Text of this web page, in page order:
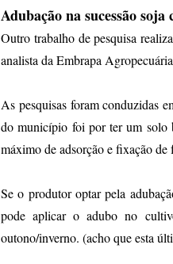
Adubação na sucessão
Outro trabalho de pesquisa
analista da Embrapa
As pesquisas foram conduzidas
do município foi por ter um solo
máximo de adsorção e fixação
Se o produtor optar pela
pode aplicar o adubo no
outono/inverno. (acho que esta